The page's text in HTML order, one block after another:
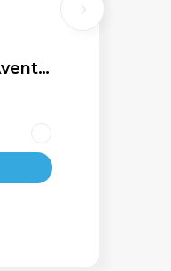
ByOn Lamp Coral Aventurin